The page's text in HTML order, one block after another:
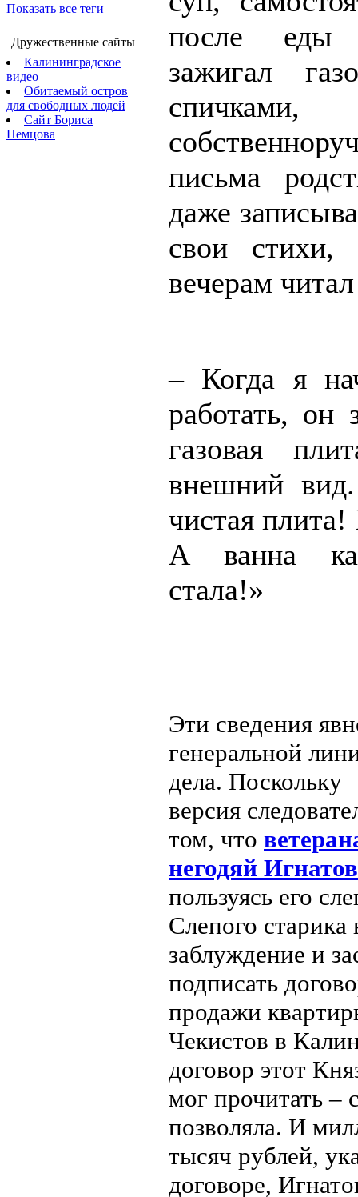
Показать все теги
Дружественные сайты
Калининградское
видео
Обитаемый остров
для свободных людей
Сайт Бориса
Немцова
после
зажигал
спичками,
письма
даже
свои стихи,
вечерам
– Когда я
работать, он
газовая
внешний
чистая плита!
А ванна
стала!»
Эти сведения
генеральной
дела. Поскольку
версия
том, что
негодяй
пользуясь его
Слепого старика
заблуждение и
подписать
продажи
Чекистов в
договор этот
мог прочитать –
позволяла. И
тысяч рублей,
договоре,